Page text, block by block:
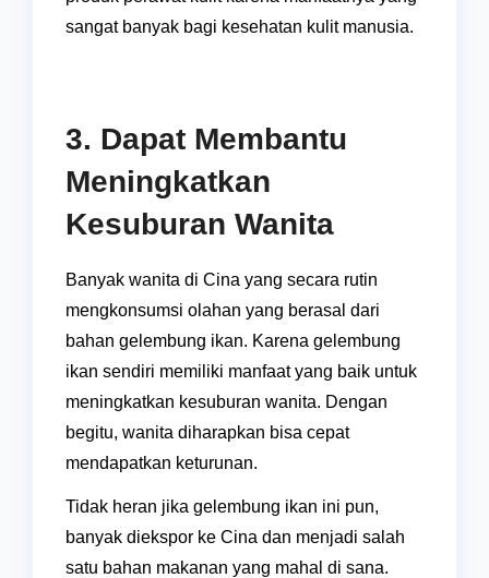
sangat banyak bagi kesehatan kulit manusia.
3. Dapat Membantu
Meningkatkan
Kesuburan Wanita
Banyak wanita di Cina yang secara rutin
mengkonsumsi olahan yang berasal dari
bahan gelembung ikan. Karena gelembung
ikan sendiri memiliki manfaat yang baik untuk
meningkatkan kesuburan wanita. Dengan
begitu, wanita diharapkan bisa cepat
mendapatkan keturunan.
Tidak heran jika gelembung ikan ini pun,
banyak diekspor ke Cina dan menjadi salah
satu bahan makanan yang mahal di sana.